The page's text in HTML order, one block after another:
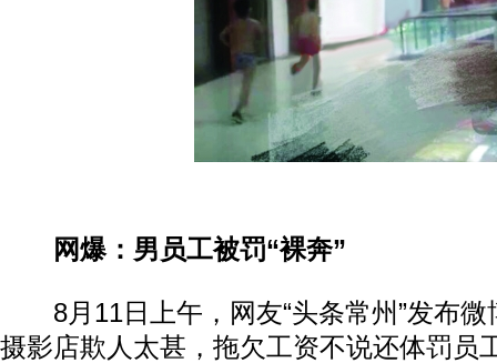
网爆：男员工被罚“裸奔”
8月11日上午，网友“头条常州”发布微
摄影店欺人太甚，拖欠工资不说还体罚员